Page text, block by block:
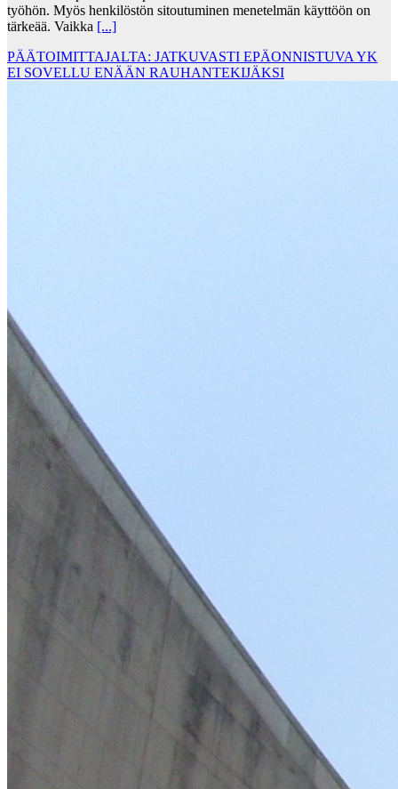
työhön. Myös henkilöstön sitoutuminen menetelmän käyttöön on
tärkeää. Vaikka [...]
PÄÄTOIMITTAJALTA: JATKUVASTI EPÄONNISTUVA YK
EI SOVELLU ENÄÄN RAUHANTEKIJÄKSI